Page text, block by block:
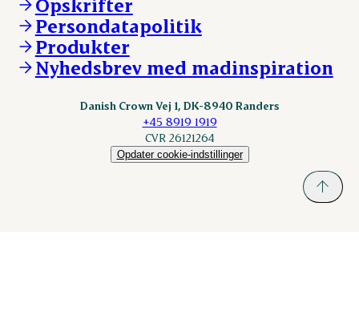
ESS-FOOD.com
Fonden Dansk Gastronomi
KLS.se
nordicspoor.com
Scanhide.dk
Persondatapolitik
Produkter
Nyhedsbrev med madinspiration
Danish Crown Vej 1, DK-8940 Randers
+45 8919 1919
CVR 26121264
Opdater cookie-indstillinger